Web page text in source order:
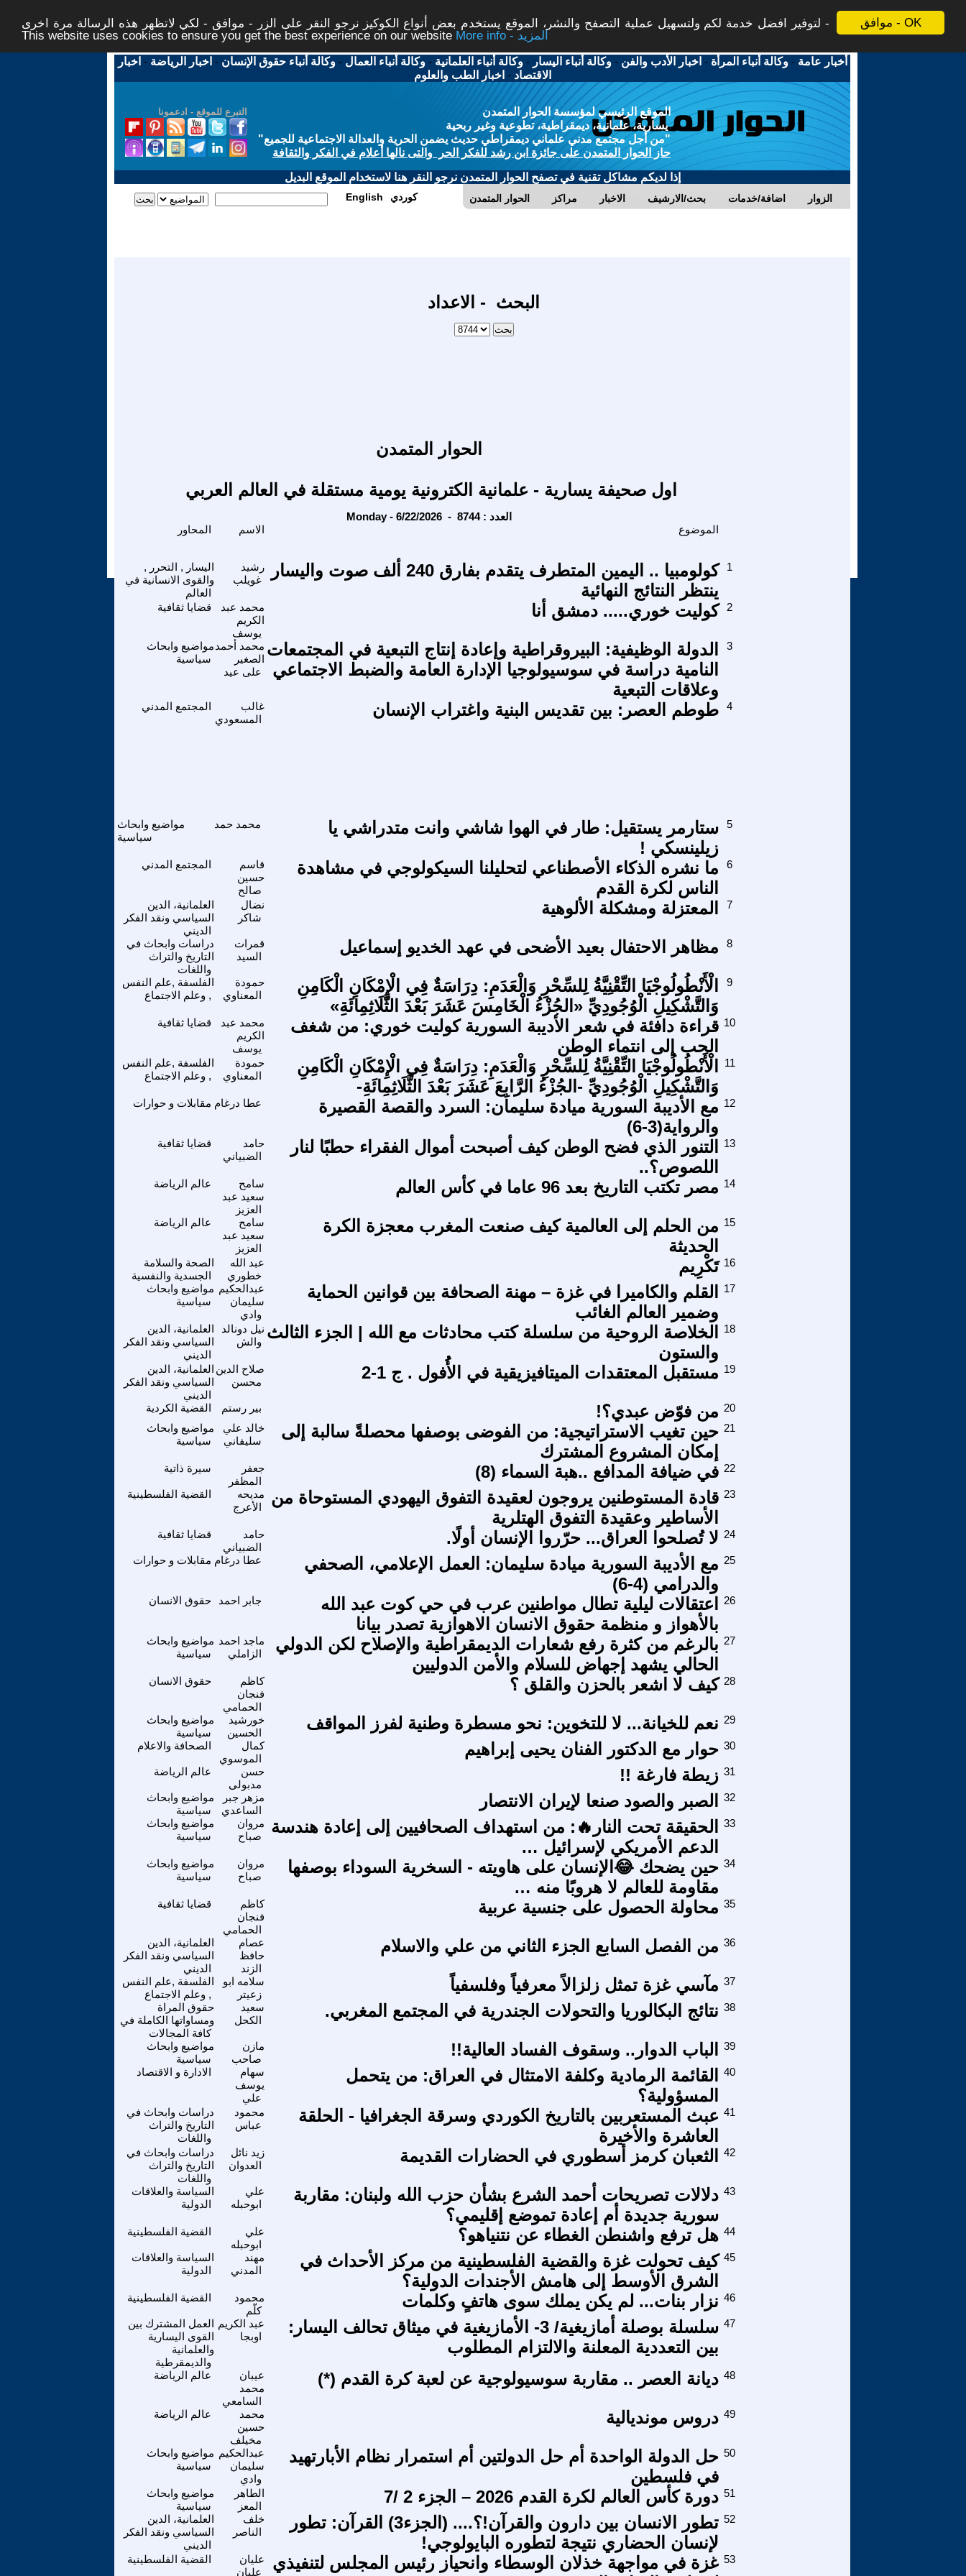
موافق - OK
لتوفير افضل خدمة لكم ولتسهيل عملية التصفح والنشر، الموقع يستخدم بعض أنواع الكوكيز نرجو النقر على الزر - موافق - لكي لاتظهر هذه الرسالة مرة اخرى -
This website uses cookies to ensure you get the best experience on our website
More info - المزيد
أخبار عامة -وكالة أنباء المرأة - اخبار الأدب والفن -وكالة أنباء اليسار -وكالة أنباء العلمانية -وكالة أنباء العمال -وكالة أنباء حقوق الإنسان - اخبار الرياضة - اخبار
الاقتصاد - اخبار الطب والعلوم
التبرع للموقع - ادعمونا
الموقع الرئيسي لمؤسسة الحوار المتمدن
يسارية، علمانية، ديمقراطية، تطوعية وغير ربحية
"من أجل مجتمع مدني علماني ديمقراطي حديث يضمن الحرية والعدالة الاجتماعية للجميع"
حاز الحوار المتمدن على جائزة ابن رشد للفكر الحر والتى نالها أعلام في الفكر والثقافة
إذا لديكم مشاكل تقنية في تصفح الحوار المتمدن نرجو النقر هنا لاستخدام الموقع البديل
الحوار المتمدن مراكز الاخبار بحث/الارشيف اضافة/خدمات الزوار English كوردي
البحث - الاعداد
الحوار المتمدن
اول صحيفة يسارية - علمانية الكترونية يومية مستقلة في العالم العربي
Monday - 6/22/2026 - العدد : 8744
الاسم الموضوع
اليسار , التحرر ,
والقوى الانسانية في
العالم
رشيد
غويلب
كولومبيا .. اليمين المتطرف يتقدم بفارق 240 ألف صوت واليسار
ينتظر النتائج النهائية
1
قضايا ثقافية
محمد عبد
الكريم
يوسف
كوليت خوري..... دمشق أنا 2
مواضيع وابحاث
سياسية
محمد أحمد
الصغير
على عيد
الدولة الوظيفية: البيروقراطية وإعادة إنتاج التبعية في المجتمعات
النامية دراسة في سوسيولوجيا الإدارة العامة والضبط الاجتماعي
وعلاقات التبعية
3
المجتمع المدني
غالب
المسعودي
طوطم العصر: بين تقديس البنية واغتراب الإنسان 4
مواضيع وابحاث
سياسية
محمد حمد
ستارمر يستقيل: طار في الهوا شاشي وانت متدراشي يا
زيلينسكي !
5
المجتمع المدني
قاسم
حسين
صالح
ما نشره الذكاء الأصطناعي لتحليلنا السيكولوجي في مشاهدة
الناس لكرة القدم
6
العلمانية، الدين
السياسي ونقد الفكر
الديني
نضال
شاكر
المعتزلة ومشكلة الألوهية 7
دراسات وابحاث في
التاريخ والتراث
واللغات
قمرات
السيد
مظاهر الاحتفال بعيد الأضحى في عهد الخديو إسماعيل 8
الفلسفة ,علم النفس
, وعلم الاجتماع
حمودة
المعناوي
الْأَنْطُولُوجْيَا التِّقْنِيَّةُ لِلسِّحْرِ وَالْعَدَمِ: دِرَاسَةٌ فِي الْإِمْكَانِ الْكَامِنِ
وَالتَّشْكِيلِ الْوُجُودِيِّ «الجُزْءُ الْخَامِسَ عَشَرَ بَعْدَ الثَّلَاثِمِائَةِ»
9
قضايا ثقافية
محمد عبد
الكريم
يوسف
قراءة دافئة في شعر الأديبة السورية كوليت خوري: من شغف
الحب إلى انتماء الوطن
10
الفلسفة ,علم النفس
, وعلم الاجتماع
حمودة
المعناوي
الْأَنْطُولُوجْيَا التِّقْنِيَّةُ لِلسِّحْرِ وَالْعَدَمِ: دِرَاسَةٌ فِي الْإِمْكَانِ الْكَامِنِ
وَالتَّشْكِيلِ الْوُجُودِيِّ -الجُزْءُ الرَّابِعَ عَشَرَ بَعْدَ الثَّلَاثِمِائَةِ-
11
مقابلات و حوارات عطا درغام
مع الأديبة السورية ميادة سليمان: السرد والقصة القصيرة
والرواية(3-6)
12
قضايا ثقافية
حامد
الضبياني
التنور الذي فضح الوطن كيف أصبحت أموال الفقراء حطبًا لنار
اللصوص؟..
13
عالم الرياضة
سامح
سعيد عبد
العزيز
مصر تكتب التاريخ بعد 96 عاما في كأس العالم 14
عالم الرياضة
سامح
سعيد عبد
العزيز
من الحلم إلى العالمية كيف صنعت المغرب معجزة الكرة
الحديثة
15
الصحة والسلامة
الجسدية والنفسية
عبد الله
خطوري
تَكْرِيم 16
مواضيع وابحاث
سياسية
عبدالحكيم
سليمان
وادي
القلم والكاميرا في غزة – مهنة الصحافة بين قوانين الحماية
وضمير العالم الغائب
17
العلمانية، الدين
السياسي ونقد الفكر
الديني
نيل دونالد
والش الخلاصة الروحية من سلسلة كتب محادثات مع الله | الجزء الثالث
والستون
18
العلمانية، الدين
السياسي ونقد الفكر
الديني
صلاح الدين
محسن
مستقبل المعتقدات الميتافيزيقية في الأُُفول . ج 1-2 19
القضية الكردية بير رستم من فوّض عبدي؟! 20
مواضيع وابحاث
سياسية
خالد علي
سليفاني
حين تغيب الاستراتيجية: من الفوضى بوصفها محصلةً سالبة إلى
إمكان المشروع المشترك
21
سيرة ذاتية
جعفر
المظفر
في ضيافة المدافع ..هبة السماء (8) 22
القضية الفلسطينية
مديحه
الأعرج
قادة المستوطنين يروجون لعقيدة التفوق اليهودي المستوحاة من
الأساطير وعقيدة التفوق الهتلرية
23
قضايا ثقافية
حامد
الضبياني
لا تُصلحوا العراق... حرّروا الإنسان أولًا. 24
مقابلات و حوارات عطا درغام
مع الأديبة السورية ميادة سليمان: العمل الإعلامي، الصحفي
والدرامي (4-6)
25
حقوق الانسان جابر احمد
اعتقالات ليلية تطال مواطنين عرب في حي كوت عبد الله
بالأهواز و منظمة حقوق الانسان الاهوازية تصدر بيانا
26
مواضيع وابحاث
سياسية
ماجد احمد
الزاملي
بالرغم من كثرة رفع شعارات الديمقراطية والإصلاح لكن الدولي
الحالي يشهد إجهاض للسلام والأمن الدوليين
27
حقوق الانسان
كاظم
فنجان
الحمامي
كيف لا اشعر بالحزن والقلق ؟ 28
مواضيع وابحاث
سياسية
خورشيد
الحسين
نعم للخيانة... لا للتخوين: نحو مسطرة وطنية لفرز المواقف 29
الصحافة والاعلام
كمال
الموسوي
حوار مع الدكتور الفنان يحيى إبراهيم 30
عالم الرياضة
حسن
مدبولى
زيطة فارغة !! 31
مواضيع وابحاث
سياسية
مزهر جبر
الساعدي
الصبر والصود صنعا لإيران الانتصار 32
مواضيع وابحاث
سياسية
مروان
صباح
الحقيقة تحت النار🔥: من استهداف الصحافيين إلى إعادة هندسة
الدعم الأمريكي لإسرائيل …
33
مواضيع وابحاث
سياسية
مروان
صباح
حين يضحك 😂الإنسان على هاويته - السخرية السوداء بوصفها
مقاومة للعالم لا هروبًا منه …
34
قضايا ثقافية
كاظم
فنجان
الحمامي
محاولة الحصول على جنسية عربية 35
العلمانية، الدين
السياسي ونقد الفكر
الديني
عصام
حافظ
الزند
من الفصل السابع الجزء الثاني من علي والاسلام 36
الفلسفة ,علم النفس
, وعلم الاجتماع
سلامه ابو
زعيتر
مآسي غزة تمثل زلزالاً معرفياً وفلسفياً 37
حقوق المراة
ومساواتها الكاملة في
كافة المجالات
سعيد
الكحل
نتائج البكالوريا والتحولات الجندرية في المجتمع المغربي. 38
مواضيع وابحاث
سياسية
مازن
صاحب
الباب الدوار.. وسقوف الفساد العالية!! 39
الادارة و الاقتصاد
سهام
يوسف
علي
القائمة الرمادية وكلفة الامتثال في العراق: من يتحمل
المسؤولية؟
40
دراسات وابحاث في
التاريخ والتراث
واللغات
محمود
عباس
عبث المستعربين بالتاريخ الكوردي وسرقة الجغرافيا - الحلقة
العاشرة والأخيرة
41
دراسات وابحاث في
التاريخ والتراث
واللغات
زيد نائل
العدوان
الثعبان كرمز أسطوري في الحضارات القديمة 42
السياسة والعلاقات
الدولية
علي
ابوحبله
دلالات تصريحات أحمد الشرع بشأن حزب الله ولبنان: مقاربة
سورية جديدة أم إعادة تموضع إقليمي؟
43
القضية الفلسطينية
علي
ابوحبله
هل ترفع واشنطن الغطاء عن نتنياهو؟ 44
السياسة والعلاقات
الدولية
مهند
المدني
كيف تحولت غزة والقضية الفلسطينية من مركز الأحداث في
الشرق الأوسط إلى هامش الأجندات الدولية؟
45
القضية الفلسطينية
محمود
كلّم
نزار بنات... لم يكن يملك سوى هاتفٍ وكلمات 46
العمل المشترك بين
القوى اليسارية
والعلمانية
والديمقرطية
عبد الكريم
اوبجا
سلسلة بوصلة أمازيغية/ 3- الأمازيغية في ميثاق تحالف اليسار:
بين التعددية المعلنة والالتزام المطلوب
47
عالم الرياضة
عيبان
محمد
السامعي
ديانة العصر .. مقاربة سوسيولوجية عن لعبة كرة القدم (*) 48
عالم الرياضة
محمد
حسين
مخيلف
دروس مونديالية 49
مواضيع وابحاث
سياسية
عبدالحكيم
سليمان
وادي
حل الدولة الواحدة أم حل الدولتين أم استمرار نظام الأبارتهيد
في فلسطين
50
مواضيع وابحاث
سياسية
الطاهر
المعز
دورة كأس العالم لكرة القدم 2026 – الجزء 2 /7 51
العلمانية، الدين
السياسي ونقد الفكر
الديني
خلف
الناصر
تطور الانسان بين دارون والقرآن!؟.... (الجزء3) القرآن: تطور
لإنسان الحضاري نتيجة لتطوره البايولوجي!
52
القضية الفلسطينية
عليان
عليان
غزة في مواجهة خذلان الوسطاء وانحياز رئيس المجلس لتنفيذي 53